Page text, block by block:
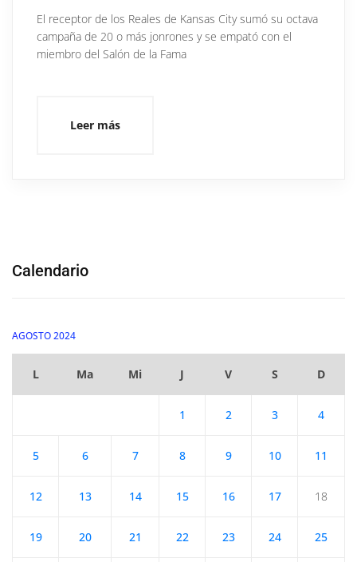
El receptor de los Reales de Kansas City sumó su octava
campaña de 20 o más jonrones y se empató con el
miembro del Salón de la Fama
Leer más
Calendario
AGOSTO 2024
L Ma Mi J V S D
1 2 3 4
5 6 7 8 9 10 11
12 13 14 15 16 17 18
19 20 21 22 23 24 25